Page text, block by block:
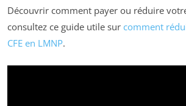
Découvrir comment payer ou réduire
consultez ce guide utile sur comment
CFE en LMNP.